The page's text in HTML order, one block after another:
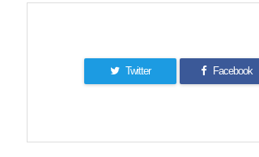
Twitter Facebook